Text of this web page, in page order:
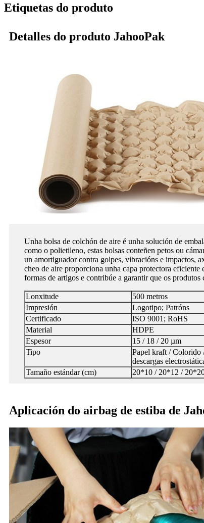
Etiquetas do produto
Detalles do produto JahooPak
Unha bolsa de colchón de aire é unha solución de
como o polietileno, estas bolsas conteñen petos ou
un amortiguador contra golpes, vibracións e impactos,
cheo de aire proporciona unha capa protectora
formas de artigos e contribúe a garantir que os produtos
Lonxitude
500 metros
Impresión
Logotipo; Patróns
Certificado
ISO 9001; RoHS
Material
HDPE
Espesor
15 / 18 / 20 µm
Tipo
Papel kraft / Colorido
descargas
Tamaño estándar (cm)
20*10 / 20*12 /
Aplicación do airbag de estiba de